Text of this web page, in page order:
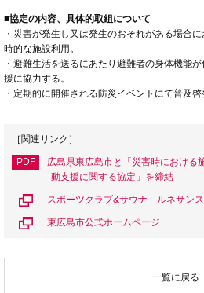
■協定の内容、具体的取組について
・災害が発生し又は発生のおそれがある場合
時的な施設利用。
・避難生活を送るにあたり避難者の身体機能
援に協力する。
・定期的に開催される防災イベントにて普及啓
［関連リンク］
PDF
広島県東広島市と「災害時における
動支援に関する協定」を締結
スポーツクラブ&サウナ ルネサン
東広島市公式ホームページ
一覧に戻る